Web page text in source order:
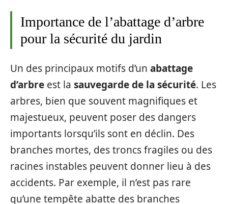
Importance de l’abattage d’arbre
pour la sécurité du jardin
Un des principaux motifs d’un abattage
d’arbre est la sauvegarde de la sécurité. Les
arbres, bien que souvent magnifiques et
majestueux, peuvent poser des dangers
importants lorsqu’ils sont en déclin. Des
branches mortes, des troncs fragiles ou des
racines instables peuvent donner lieu à des
accidents. Par exemple, il n’est pas rare
qu’une tempête abatte des branches